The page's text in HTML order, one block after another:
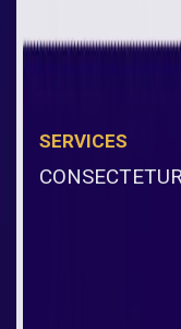
SERVICES